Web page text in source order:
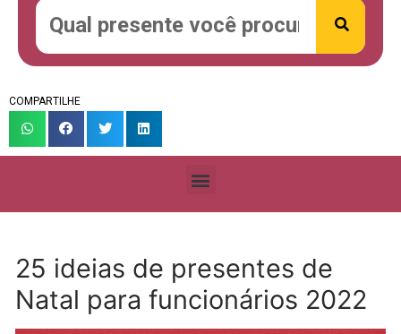
COMPARTILHE
25 ideias de presentes de
Natal para funcionários 2022